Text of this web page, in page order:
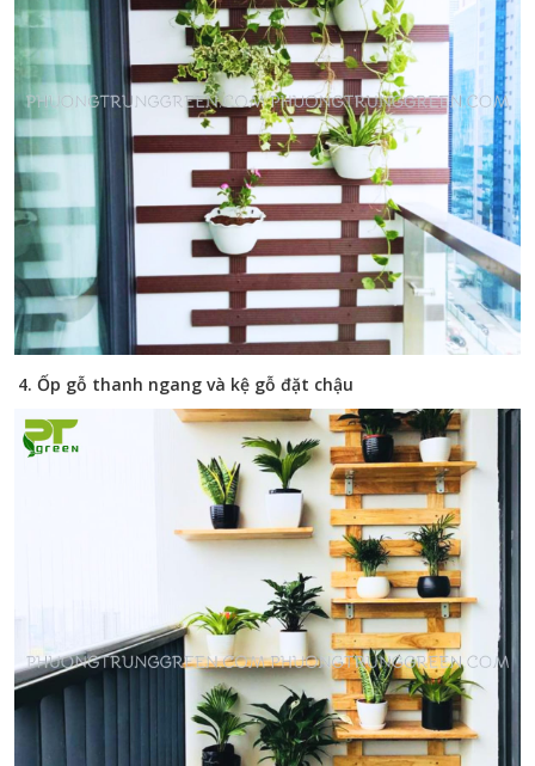
4. Ốp gỗ thanh ngang và kệ gỗ đặt chậu